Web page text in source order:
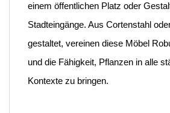
einem öffentlichen Platz oder
Stadteingänge. Aus Cortenstahl
gestaltet, vereinen diese Möbel
und die Fähigkeit, Pflanzen in alle
Kontexte zu bringen.